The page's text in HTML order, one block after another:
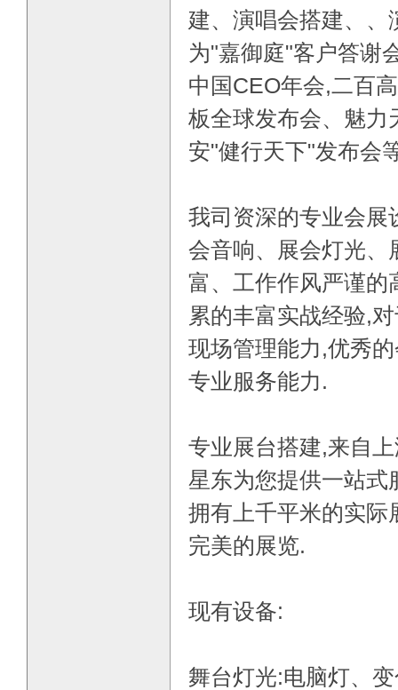
建、演唱会搭建、、
为"嘉御庭"客户答谢
中国CEO年会,二百
板全球发布会、魅力
安"健行天下"发布会
我司资深的专业会展
会音响、展会灯光、
富、工作作风严谨的
累的丰富实战经验,
现场管理能力,优秀
专业服务能力.
专业展台搭建,来自
星东为您提供一站式
拥有上千平米的实际
完美的展览.
现有设备:
舞台灯光:电脑灯、